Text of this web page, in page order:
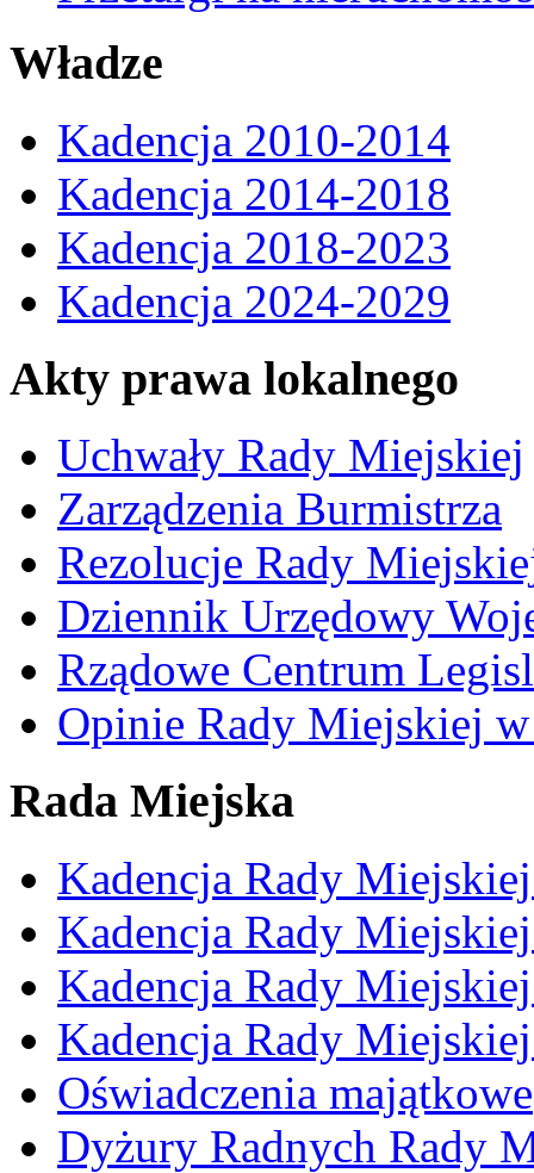
Władze
Kadencja 2010-2014
Kadencja 2014-2018
Kadencja 2018-2023
Kadencja 2024-2029
Akty prawa lokalnego
Uchwały Rady Miejskiej
Zarządzenia Burmistrza
Rezolucje Rady
Dziennik Urzędowy
Rządowe Centrum
Opinie Rady Miejskiej w
Rada Miejska
Kadencja Rady
Kadencja Rady
Kadencja Rady
Kadencja Rady
Oświadczenia majątkowe
Dyżury Radnych Rady